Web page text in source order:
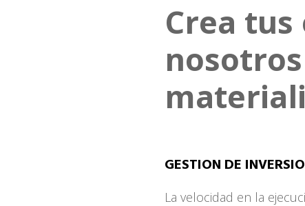
Crea
GESTION DE
La velocidad en la